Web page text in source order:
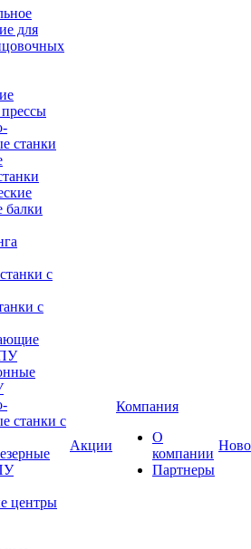
для
станки
с
с
станки с
центры
Акции
Компания
О
компании
Партнеры